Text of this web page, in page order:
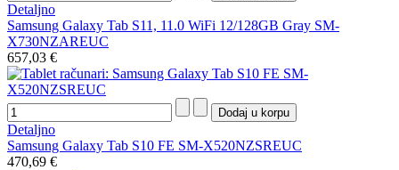
Detaljno
Samsung Galaxy Tab S11, 11.0 WiFi 12/128GB Gray SM-
X730NZAREUC
657,03 €
Detaljno
Samsung Galaxy Tab S10 FE SM-X520NZSREUC
470,69 €